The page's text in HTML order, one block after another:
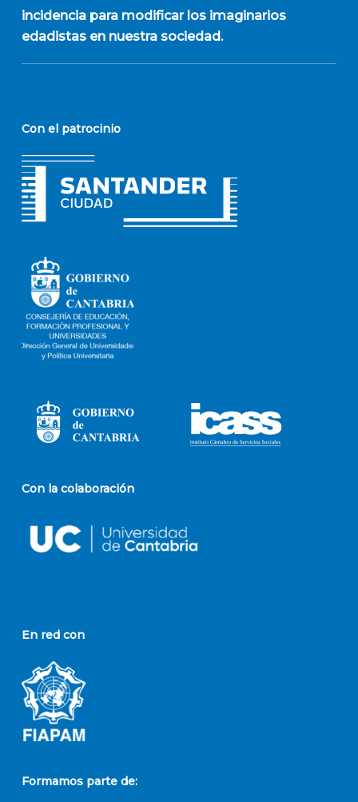
incidencia para modificar los imaginarios
edadistas en nuestra sociedad.
Con el patrocinio
Con la colaboración
En red con
Formamos parte de: